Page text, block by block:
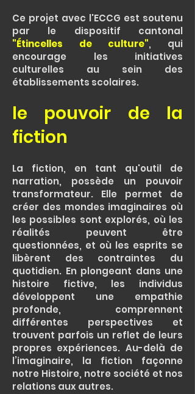
Ce projet avec l'ECCG est soutenu
par le dispositif cantonal
"Étincelles de culture", qui
encourage les initiatives
culturelles au sein des
établissements scolaires.
le pouvoir de la
fiction
La fiction, en tant qu'outil de
narration, possède un pouvoir
transformateur. Elle permet de
créer des mondes imaginaires où
les possibles sont explorés, où les
réalités peuvent être
questionnées, et où les esprits se
libèrent des contraintes du
quotidien. En plongeant dans une
histoire fictive, les individus
développent une empathie
profonde, comprennent
différentes perspectives et
trouvent parfois un reflet de leurs
propres expériences. Au-delà de
l’imaginaire, la fiction façonne
notre Histoire, notre société et nos
relations aux autres.